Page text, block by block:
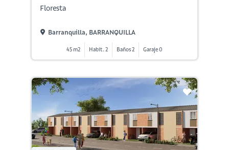
Floresta
Barranquilla, BARRANQUILLA
45 m2 Habit. 2 Baños 2 Garaje 0